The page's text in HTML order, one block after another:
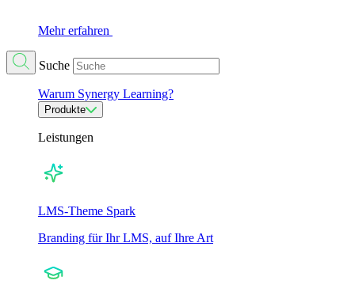
Mehr erfahren
Suche
Warum Synergy Learning?
Produkte
Leistungen
LMS-Theme Spark
Branding für Ihr LMS, auf Ihre Art